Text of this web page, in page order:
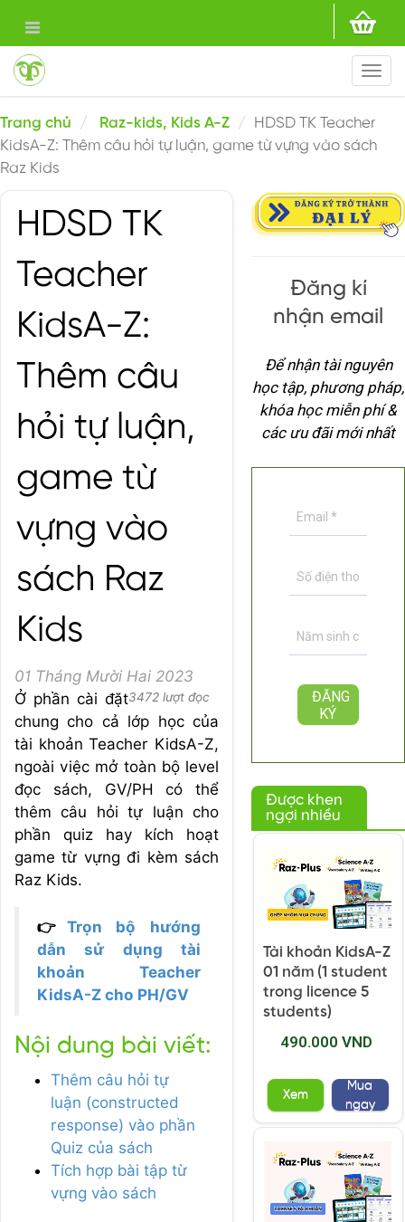
Trang chủ Raz-kids, Kids A-Z
HDSD TK Teacher
KidsA-Z: Thêm câu hỏi tự luận, game từ vựng vào sách
Raz Kids
HDSD TK
Teacher
KidsA-Z:
Thêm câu
hỏi tự luận,
game từ
vựng vào
sách Raz
Kids
01 Tháng Mười Hai 2023
3472 lượt đọc
Ở phần cài đặt
chung cho cả lớp học của
tài khoản Teacher KidsA-Z,
ngoài việc mở toàn bộ level
đọc sách, GV/PH có thể
thêm câu hỏi tự luận cho
phần quiz hay kích hoạt
game từ vựng đi kèm sách
Raz Kids.
👉 Trọn bộ hướng
dẫn sử dụng tài
khoản Teacher
KidsA-Z cho PH/GV
Nội dung bài viết:
Thêm câu hỏi tự
luận (constructed
response) vào phần
Quiz của sách
Tích hợp bài tập từ
vựng vào sách
Đăng kí
nhận email
Để nhận tài nguyên
học tập, phương pháp,
khóa học miễn phí &
các ưu đãi mới nhất
Được khen
ngợi nhiều
Tài khoản KidsA-Z
01 năm (1 student
trong licence 5
students)
490.000 VND
Xem
Mua
ngay